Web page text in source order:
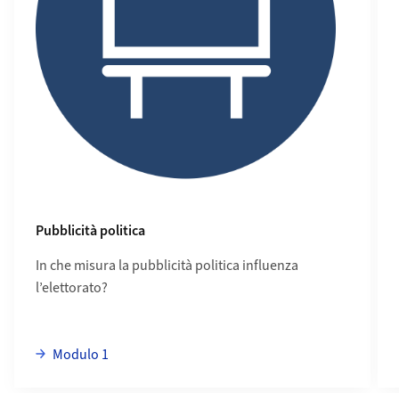
Pubblicità politica
In che misura la pubblicità politica influenza
l’elettorato?
Modulo 1